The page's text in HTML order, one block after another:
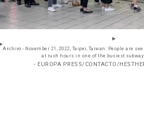
Archivo - November 21, 2022, Taipei, Taiwan: People are
at rush hours in one of the busiest
- EUROPA PRESS/CONTACTO/